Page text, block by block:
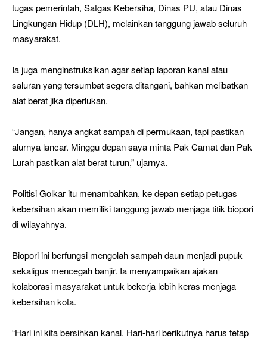
tugas pemerintah, Satgas Kebersiha, Dinas PU, atau Dinas
Lingkungan Hidup (DLH), melainkan tanggung jawab seluruh
masyarakat.
Ia juga menginstruksikan agar setiap laporan kanal atau
saluran yang tersumbat segera ditangani, bahkan melibatkan
alat berat jika diperlukan.
“Jangan, hanya angkat sampah di permukaan, tapi pastikan
alurnya lancar. Minggu depan saya minta Pak Camat dan Pak
Lurah pastikan alat berat turun,” ujarnya.
Politisi Golkar itu menambahkan, ke depan setiap petugas
kebersihan akan memiliki tanggung jawab menjaga titik biopori
di wilayahnya.
Biopori ini berfungsi mengolah sampah daun menjadi pupuk
sekaligus mencegah banjir. Ia menyampaikan ajakan
kolaborasi masyarakat untuk bekerja lebih keras menjaga
kebersihan kota.
“Hari ini kita bersihkan kanal. Hari-hari berikutnya harus tetap